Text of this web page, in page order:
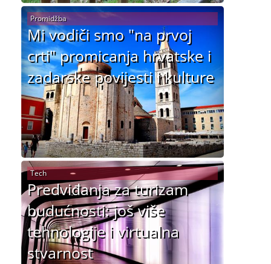
Mi vodiči smo "na prvoj
crti" promicanja hrvatske i
zadarske povijesti i kulture
Promidžba
Predviđanja za turizam
budućnosti: još više
tehnologije i virtualna
stvarnost
Tech